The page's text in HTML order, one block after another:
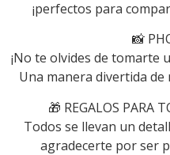
¡perfectos para
📸
¡No te olvides de tomarte
Una manera divertida
🎁 REGALOS PARA
Todos se llevan un
agradecerte por ser